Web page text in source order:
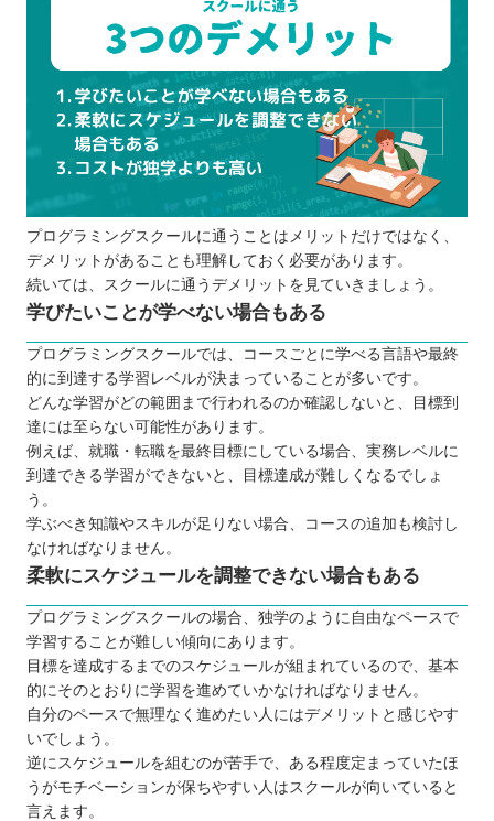
プログラミングスクールに通うことはメリットだけではなく、
デメリットがあることも理解しておく必要があります。
続いては、スクールに通うデメリットを見ていきましょう。
学びたいことが学べない場合もある
プログラミングスクールでは、コースごとに学べる言語や最終
的に到達する学習レベルが決まっていることが多いです。
どんな学習がどの範囲まで行われるのか確認しないと、目標到
達には至らない可能性があります。
例えば、就職・転職を最終目標にしている場合、実務レベルに
到達できる学習ができないと、目標達成が難しくなるでしょ
う。
学ぶべき知識やスキルが足りない場合、コースの追加も検討し
なければなりません。
柔軟にスケジュールを調整できない場合もある
プログラミングスクールの場合、独学のように自由なペースで
学習することが難しい傾向にあります。
目標を達成するまでのスケジュールが組まれているので、基本
的にそのとおりに学習を進めていかなければなりません。
自分のペースで無理なく進めたい人にはデメリットと感じやす
いでしょう。
逆にスケジュールを組むのが苦手で、ある程度定まっていたほ
うがモチベーションが保ちやすい人はスクールが向いていると
言えます。